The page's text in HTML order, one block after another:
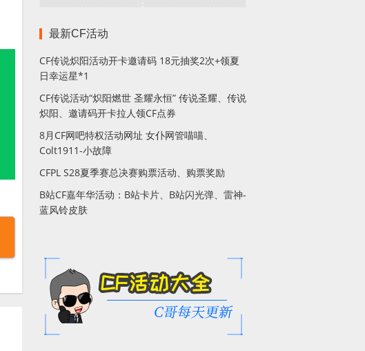
最新CF活动
CF传说炽阳活动开卡邀请码 18元抽奖2次+领夏
日幸运星*1
CF传说活动“炽阳燃世 圣耀永恒” 传说圣耀、传说
炽阳、邀请码开卡拉人领CF点券
8月CF网吧特权活动网址 女仆网管喵喵、
Colt1911-小故障
CFPL S28夏季赛总决赛购票活动、购票奖励
B站CF嘉年华活动：B站卡片、B站闪光弹、雷神-
蓝风铃皮肤